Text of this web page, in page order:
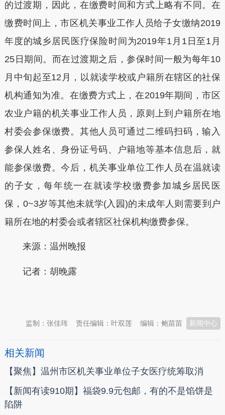
的过渡期，因此，在缴费时间和方式上略有不同。在
缴费时间上，市区机关事业工作人员给子女缴纳2019
年度的城乡居民医疗保险时间为2019年1月1日至1月
25日期间。而在过渡期之后，参保时间一般为每年10
月中旬起至12月，以就读学校或户籍所在辖区的社保
机构通知为准。在缴费方式上，在2019年期间，市区
农业户籍的机关事业工作人员，原则上到户籍所在地
村委会参保缴费。其他人员可通过二维码扫码，输入
参保人姓名、身份证号码、户籍地等基本信息后，就
能参保缴费。今后，机关事业单位工作人员在温就读
的子女，每年统一在就读学校缴费参加城乡居民医
保，0~3岁等其他未就学(入园)的未成年人则需要到户
籍所在地的村委会或者辖区社保机构缴费参保。
来源：温州晚报
记者：胡晚露
新闻中心
编辑：鲍苗苗
责任编辑：叶双莲
监制：张佳玮
相关新闻
【聚焦】温州市区机关事业单位子女医疗统筹取消
【新闻有读910期】福袋9.9元包邮，有的不是馅饼是
陷阱